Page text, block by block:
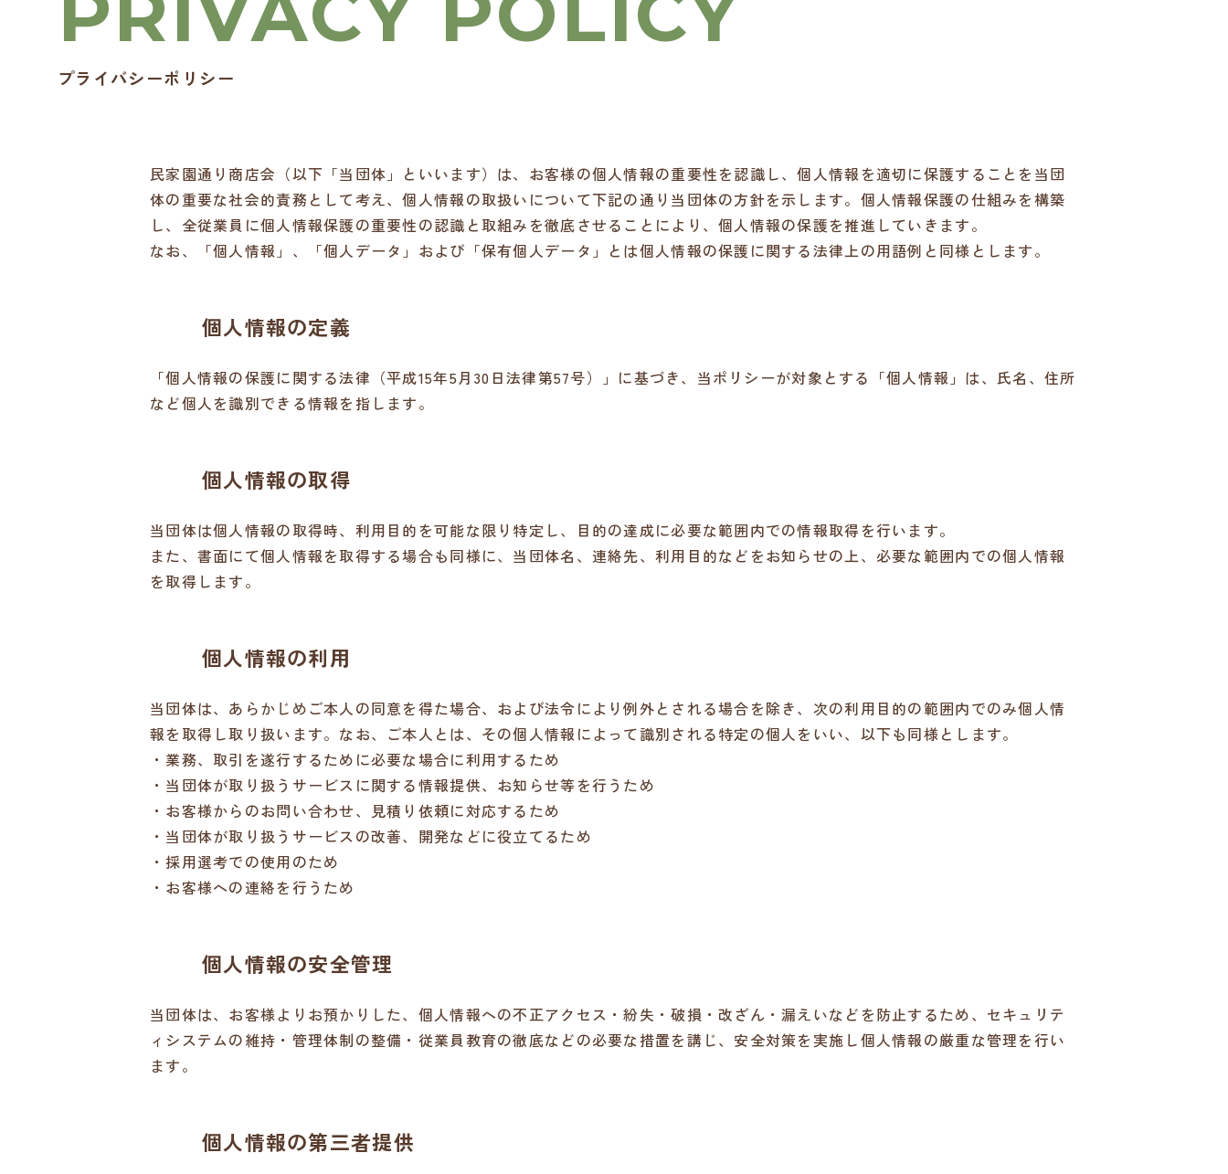
プライバシーポリシー
民家園通り商店会（以下「当団体」といいます）は、お客様の個人情報の重要性を認識し、個人情報を適切に保護することを当団
体の重要な社会的責務として考え、個人情報の取扱いについて下記の通り当団体の方針を示します。個人情報保護の仕組みを構築
し、全従業員に個人情報保護の重要性の認識と取組みを徹底させることにより、個人情報の保護を推進していきます。
なお、「個人情報」、「個人データ」および「保有個人データ」とは個人情報の保護に関する法律上の用語例と同様とします。
個人情報の定義
「個人情報の保護に関する法律（平成15年5月30日法律第57号）」に基づき、当ポリシーが対象とする「個人情報」は、氏名、住所
など個人を識別できる情報を指します。
個人情報の取得
当団体は個人情報の取得時、利用目的を可能な限り特定し、目的の達成に必要な範囲内での情報取得を行います。
また、書面にて個人情報を取得する場合も同様に、当団体名、連絡先、利用目的などをお知らせの上、必要な範囲内での個人情報
を取得します。
個人情報の利用
当団体は、あらかじめご本人の同意を得た場合、および法令により例外とされる場合を除き、次の利用目的の範囲内でのみ個人情
報を取得し取り扱います。なお、ご本人とは、その個人情報によって識別される特定の個人をいい、以下も同様とします。
業務、取引を遂行するために必要な場合に利用するため
当団体が取り扱うサービスに関する情報提供、お知らせ等を行うため
お客様からのお問い合わせ、見積り依頼に対応するため
当団体が取り扱うサービスの改善、開発などに役立てるため
採用選考での使用のため
お客様への連絡を行うため
個人情報の安全管理
当団体は、お客様よりお預かりした、個人情報への不正アクセス・紛失・破損・改ざん・漏えいなどを防止するため、セキュリテ
ィシステムの維持・管理体制の整備・従業員教育の徹底などの必要な措置を講じ、安全対策を実施し個人情報の厳重な管理を行い
ます。
個人情報の第三者提供